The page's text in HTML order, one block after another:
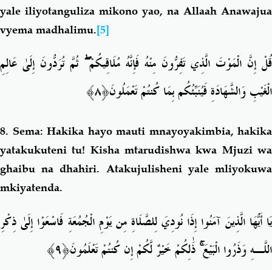
yale iliyotanguliza mikono yao, na Allaah Anawajua
vyema madhalimu.[5]
قُلْ إِنَّ الْمَوْتَ الَّذِي تَفِرُّونَ مِنْهُ فَإِنَّهُ مُلَاقِيكُمْۖ ثُمَّ تُرَدُّونَ إِلَىٰ عَالِمِ
الْغَيْبِ وَالشَّهَادَةِ فَيُنَبِّئُكُم بِمَا كُنتُمْ تَعْمَلُونَ﴿٨﴾
8. Sema: Hakika hayo mauti mnayoyakimbia, hakika
yatakukuteni tu! Kisha mtarudishwa kwa Mjuzi wa
ghaibu na dhahiri. Atakujulisheni yale mliyokuwa
mkiyatenda.
يَا أَيُّهَا الَّذِينَ آمَنُوا إِذَا نُودِيَ لِلصَّلَاةِ مِن يَوْمِ الْجُمُعَةِ فَاسْعَوْا إِلَىٰ ذِكْرِ
اللَّـهِ وَذَرُوا الْبَيْعَۚذَٰلِكُمْ خَيْرٌ لَّكُمْ إِن كُنتُمْ تَعْلَمُونَ﴿٩﴾